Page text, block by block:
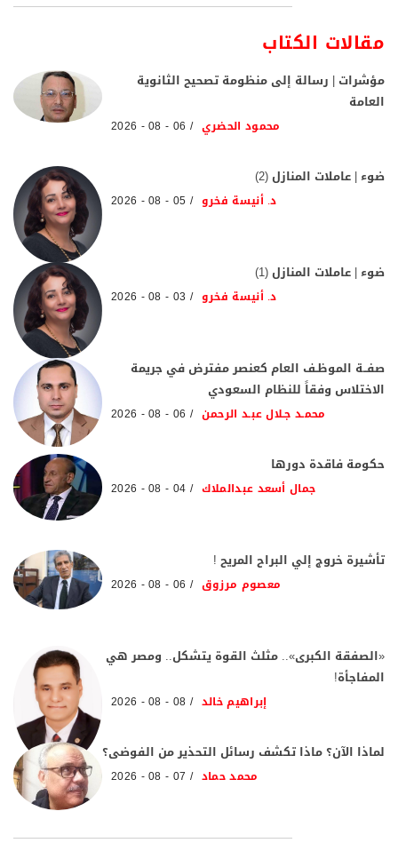
مقالات الكتاب
مؤشرات | رسالة إلى منظومة تصحيح الثانوية
العامة
محمود الحضري 06 - 08 - 2026
ضوء | عاملات المنازل (2)
د. أنيسة فخرو 05 - 08 - 2026
ضوء | عاملات المنازل (1)
د. أنيسة فخرو 03 - 08 - 2026
صفــة الموظـف العام كعنصر مفترض في جريمة
الاختلاس وفقاً للنظام السعودي
محمـد جـلال عبـد الرحمن 06 - 08 - 2026
حكومة فاقدة دورها
جمال أسعد عبدالملاك 04 - 08 - 2026
تأشيرة خروج إلي البراح المريح !
معصوم مرزوق 06 - 08 - 2026
«الصفقة الكبرى».. مثلث القوة يتشكل.. ومصر هي
المفاجأة!
إبراهيم خالد 08 - 08 - 2026
لماذا الآن؟ ماذا تكشف رسائل التحذير من الفوضى؟
محمد حماد 07 - 08 - 2026